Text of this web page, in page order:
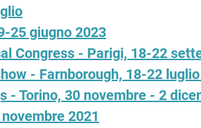
25 giugno 2023
Congress - Parigi, 18-22
- Farnborough, 18-22
- Torino, 30 novembre - 2
2021